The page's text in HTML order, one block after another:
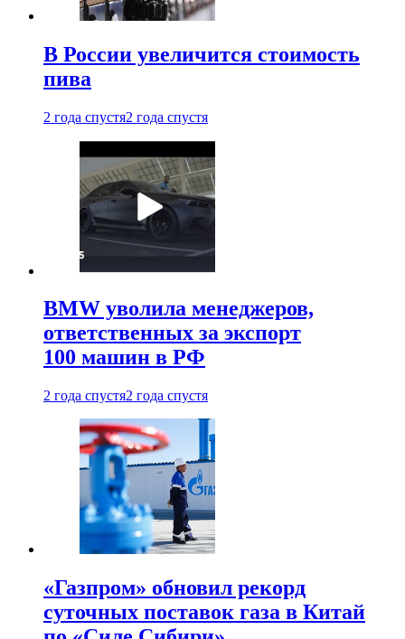
В России увеличится стоимость
пива
2 года спустя2 года спустя
BMW уволила менеджеров,
ответственных за экспорт
100 машин в РФ
2 года спустя2 года спустя
«Газпром» обновил рекорд
суточных поставок газа в Китай